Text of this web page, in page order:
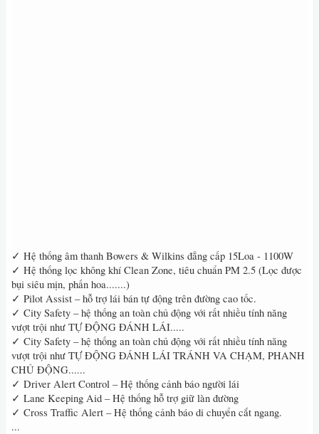
✓ Hệ thống âm thanh Bowers & Wilkins đẳng cấp 15Loa - 1100W
✓ Hệ thống lọc không khí Clean Zone, tiêu chuẩn PM 2.5 (Lọc được
bụi siêu mịn, phấn hoa.......)
✓ Pilot Assist – hỗ trợ lái bán tự động trên đường cao tốc.
✓ City Safety – hệ thống an toàn chủ động với rất nhiều tính năng
vượt trội như TỰ ĐỘNG ĐÁNH LÁI.....
✓ City Safety – hệ thống an toàn chủ động với rất nhiều tính năng
vượt trội như TỰ ĐỘNG ĐÁNH LÁI TRÁNH VA CHẠM, PHANH
CHỦ ĐỘNG......
✓ Driver Alert Control – Hệ thống cảnh báo người lái
✓ Lane Keeping Aid – Hệ thống hỗ trợ giữ làn đường
✓ Cross Traffic Alert – Hệ thống cảnh báo di chuyển cắt ngang.
...